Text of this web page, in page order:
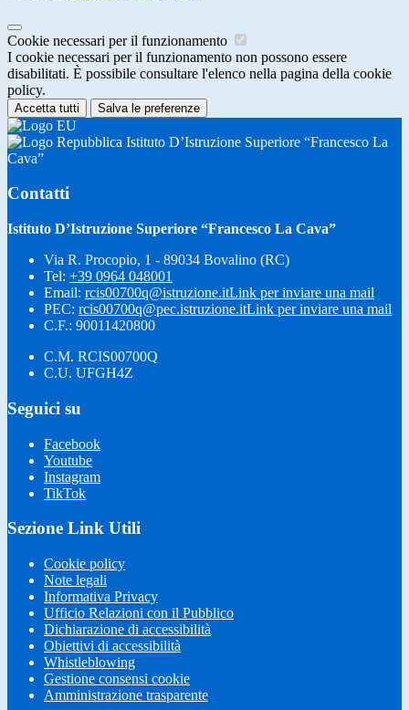
Cookie necessari per il funzionamento
I cookie necessari per il funzionamento non possono essere
disabilitati. È possibile consultare l'elenco nella pagina della cookie
policy.
Accetta tutti Salva le preferenze
Istituto D’Istruzione Superiore “Francesco La
Cava”
Contatti
Istituto D’Istruzione Superiore “Francesco La Cava”
Via R. Procopio, 1 - 89034 Bovalino (RC)
Tel: +39 0964 048001
Email: rcis00700q@istruzione.itLink per inviare una mail
PEC: rcis00700q@pec.istruzione.itLink per inviare una mail
C.F.: 90011420800
C.M. RCIS00700Q
C.U. UFGH4Z
Seguici su
Facebook
Youtube
Instagram
TikTok
Sezione Link Utili
Cookie policy
Note legali
Informativa Privacy
Ufficio Relazioni con il Pubblico
Dichiarazione di accessibilità
Obiettivi di accessibilità
Whistleblowing
Gestione consensi cookie
Amministrazione trasparente